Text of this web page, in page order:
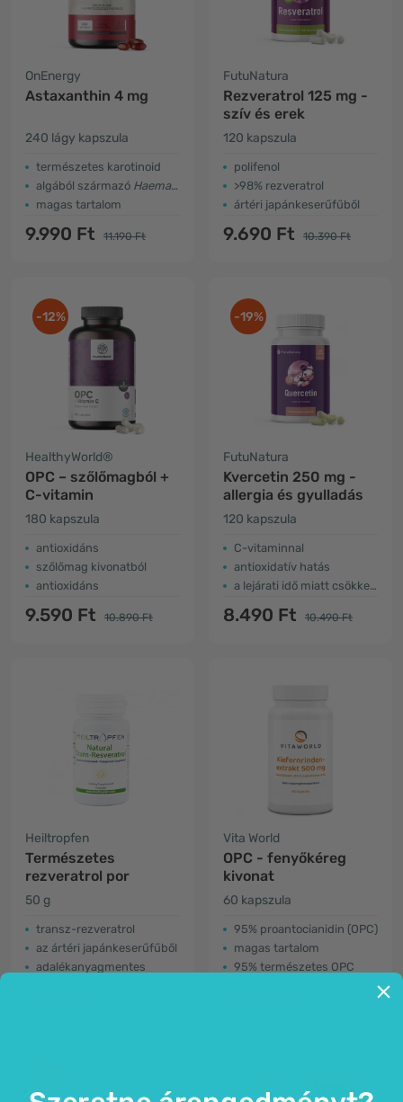
OnEnergy
Astaxanthin 4 mg
240 lágy kapszula
természetes karotinoid
algából származó Haematococcus pluvialis
magas tartalom
9.990 Ft 11.190 Ft
FutuNatura
Rezveratrol 125 mg -
szív és erek
120 kapszula
polifenol
>98% rezveratrol
ártéri japánkeserűfűből
9.690 Ft 10.390 Ft
-12%
HealthyWorld®
OPC – szőlőmagból +
C-vitamin
180 kapszula
antioxidáns
szőlőmag kivonatból
antioxidáns
9.590 Ft 10.890 Ft
-19%
FutuNatura
Kvercetin 250 mg -
allergia és gyulladás
120 kapszula
C-vitaminnal
antioxidatív hatás
a lejárati idő miatt csökkent az ár
8.490 Ft 10.490 Ft
Heiltropfen
Természetes
rezveratrol por
50 g
transz-rezveratrol
az ártéri japánkeserűfűből
adalékanyagmentes
Vita World
OPC - fenyőkéreg
kivonat
60 kapszula
95% proantocianidin (OPC)
magas tartalom
95% természetes OPC